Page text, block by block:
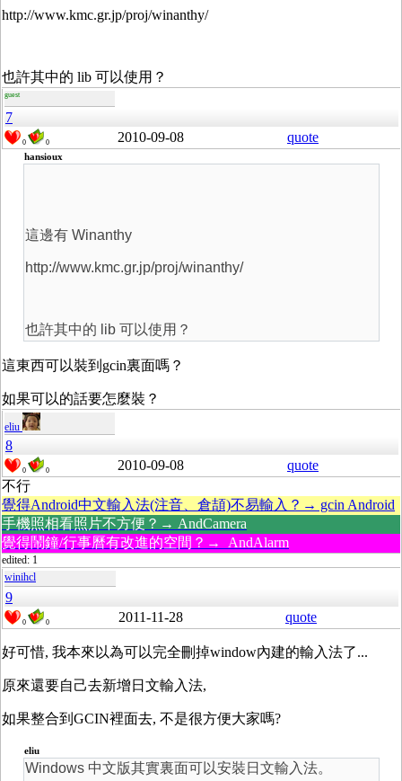
http://www.kmc.gr.jp/proj/winanthy/
也許其中的 lib 可以使用？
guest
7
0 0 2010-09-08 quote
hansioux
這邊有 Winanthy
http://www.kmc.gr.jp/proj/winanthy/
也許其中的 lib 可以使用？
這東西可以裝到gcin裏面嗎？
如果可以的話要怎麼裝？
eliu
8
0 0 2010-09-08
quote
不行
覺得Android中文輸入法(注音、倉頡)不易輸入？→ gcin Android
手機照相看照片不方便？→ AndCamera
覺得鬧鐘/行事曆有改進的空間？→ AndAlarm
edited: 1
winihcl
9
0 0 2011-11-28 quote
好可惜, 我本來以為可以完全刪掉window內建的輸入法了...
原來還要自己去新增日文輸入法,
如果整合到GCIN裡面去, 不是很方便大家嗎?
eliu
Windows 中文版其實裏面可以安裝日文輸入法。